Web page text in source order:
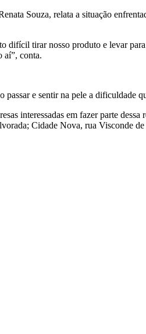
Souza, relata a situação
difícil tirar nosso produto e levar
aí”, conta.
passar e sentir na pele a dificuldade
interessadas em fazer parte
Cidade Nova, rua Visconde de